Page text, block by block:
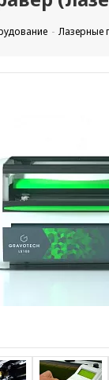
Лазерные